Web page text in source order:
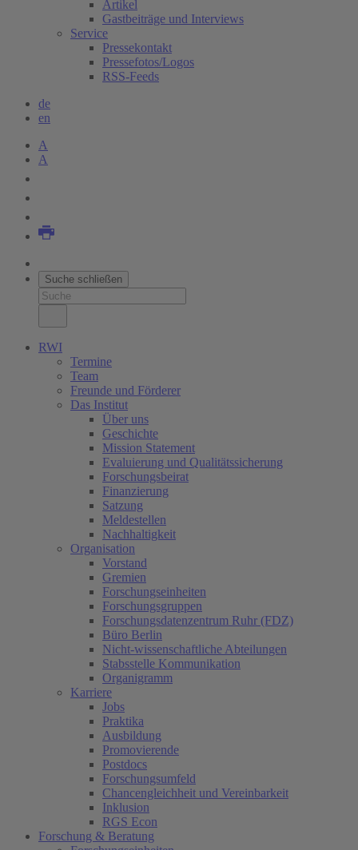
Artikel
Gastbeiträge und Interviews
Service
Pressekontakt
Pressefotos/Logos
RSS-Feeds
de
en
A
A
Suche schließen
RWI
Termine
Team
Freunde und Förderer
Das Institut
Über uns
Geschichte
Mission Statement
Evaluierung und Qualitätssicherung
Forschungsbeirat
Finanzierung
Satzung
Meldestellen
Nachhaltigkeit
Organisation
Vorstand
Gremien
Forschungseinheiten
Forschungsgruppen
Forschungsdatenzentrum Ruhr (FDZ)
Büro Berlin
Nicht-wissenschaftliche Abteilungen
Stabsstelle Kommunikation
Organigramm
Karriere
Jobs
Praktika
Ausbildung
Promovierende
Postdocs
Forschungsumfeld
Chancengleichheit und Vereinbarkeit
Inklusion
RGS Econ
Forschung & Beratung